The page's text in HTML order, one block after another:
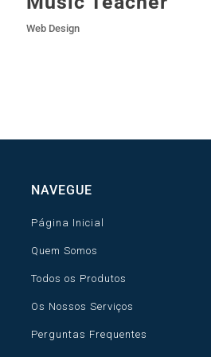
Web Design
NAVEGUE
Página Inicial
Quem Somos
Todos os Produtos
Os Nossos Serviços
Perguntas Frequentes